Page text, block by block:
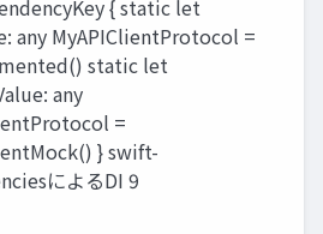
{ static let
any MyAPIClientProtocol =
static let
any
=
} swift-
によるDI 9